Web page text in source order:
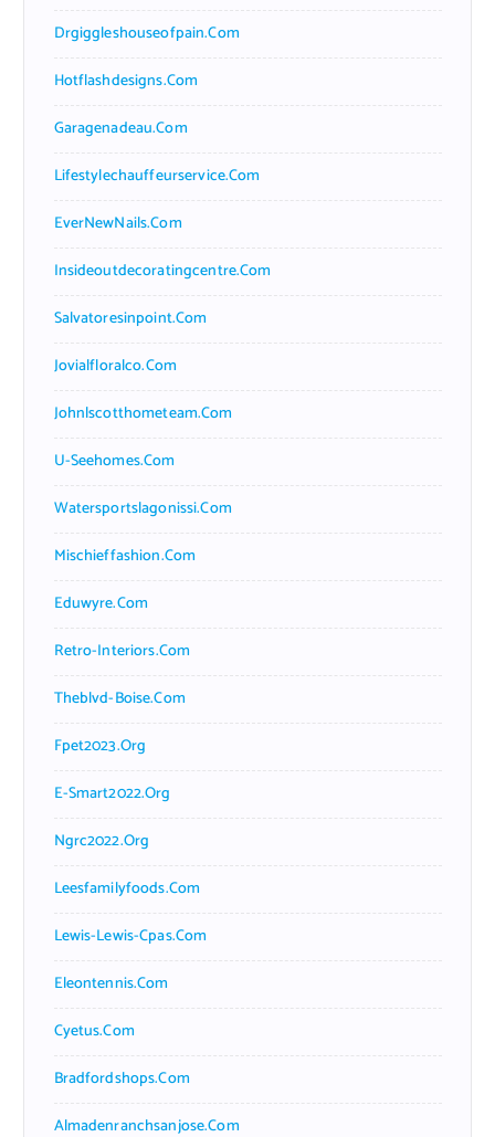
Drgiggleshouseofpain.com
Hotflashdesigns.com
Garagenadeau.com
Lifestylechauffeurservice.com
EverNewNails.com
Insideoutdecoratingcentre.com
Salvatoresinpoint.com
Jovialfloralco.com
Johnlscotthometeam.com
U-Seehomes.com
Watersportslagonissi.com
Mischieffashion.com
Eduwyre.com
Retro-Interiors.com
Theblvd-Boise.com
Fpet2023.org
E-Smart2022.org
Ngrc2022.org
Leesfamilyfoods.com
Lewis-Lewis-Cpas.com
Eleontennis.com
Cyetus.com
Bradfordshops.com
Almadenranchsanjose.com